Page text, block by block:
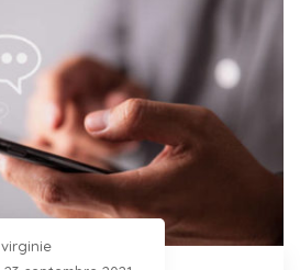
virginie